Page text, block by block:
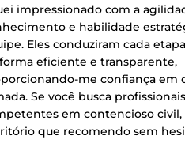
impressionado com a
e habilidade
Eles conduziram cada
eficiente e transparente,
me confiança em
Se você busca
em contencioso civil,
que recomendo sem